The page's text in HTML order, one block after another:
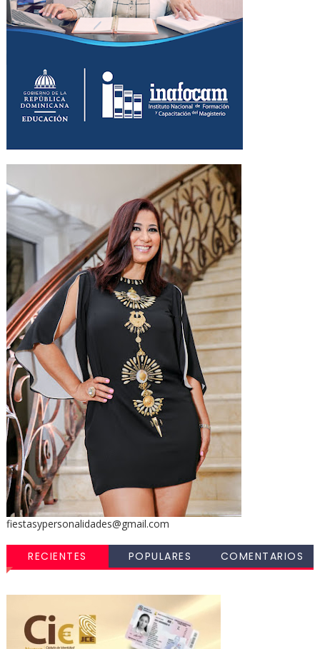
fiestasypersonalidades@gmail.com
RECIENTES POPULARES COMENTARIOS